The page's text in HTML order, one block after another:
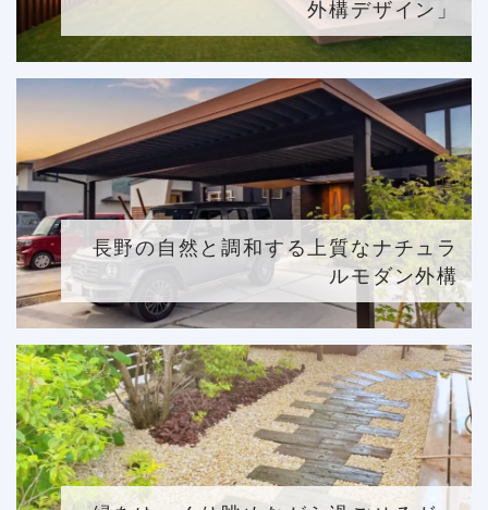
外構デザイン」
長野の自然と調和する上質なナチュラ
ルモダン外構